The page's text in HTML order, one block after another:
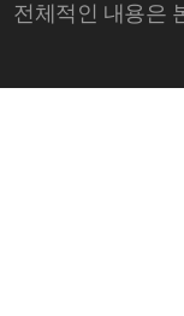
전체적인 내용은